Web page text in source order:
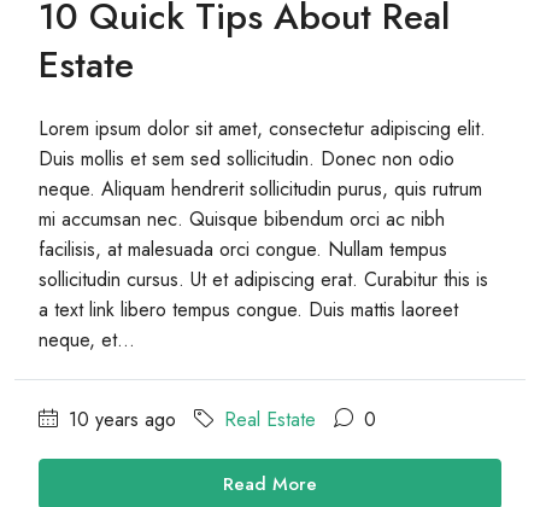
10 Quick Tips About Real
Estate
Lorem ipsum dolor sit amet, consectetur adipiscing elit.
Duis mollis et sem sed sollicitudin. Donec non odio
neque. Aliquam hendrerit sollicitudin purus, quis rutrum
mi accumsan nec. Quisque bibendum orci ac nibh
facilisis, at malesuada orci congue. Nullam tempus
sollicitudin cursus. Ut et adipiscing erat. Curabitur this is
a text link libero tempus congue. Duis mattis laoreet
neque, et...
10 years ago Real Estate 0
Read More